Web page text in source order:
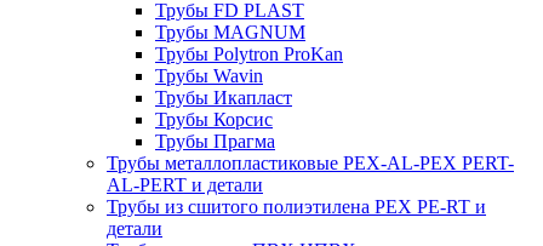
Трубы FD PLAST
Трубы MAGNUM
Трубы Polytron ProKan
Трубы Wavin
Трубы Икапласт
Трубы Корсис
Трубы Прагма
Трубы металлопластиковые PEX-AL-PEX PERT-
AL-PERT и детали
Трубы из сшитого полиэтилена PEX PE-RT и
детали